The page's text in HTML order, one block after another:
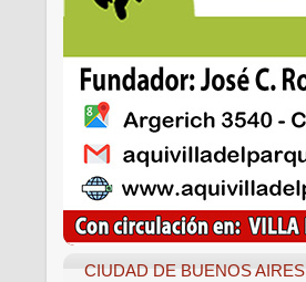
CIUDAD DE BUENOS AIRES